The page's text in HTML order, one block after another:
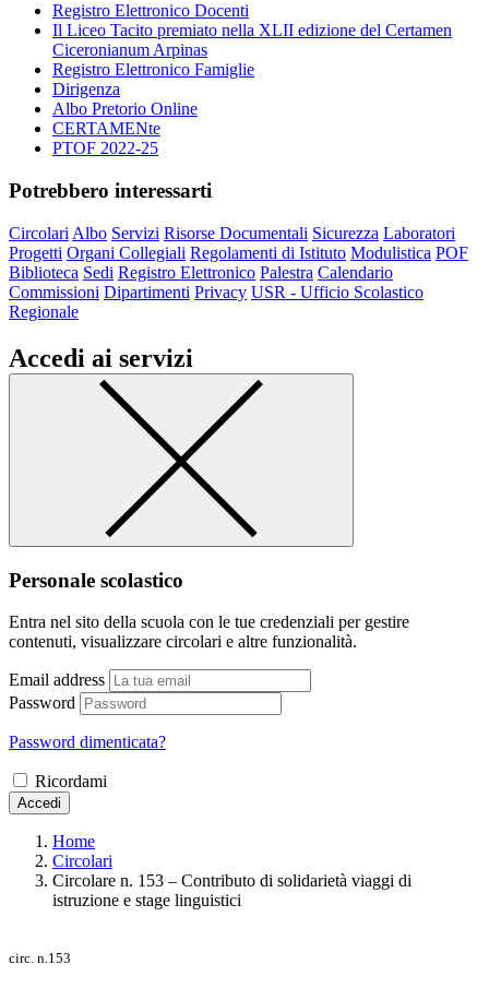
Registro Elettronico Docenti
Il Liceo Tacito premiato nella XLII edizione del Certamen
Ciceronianum Arpinas
Registro Elettronico Famiglie
Dirigenza
Albo Pretorio Online
CERTAMENte
PTOF 2022-25
Potrebbero interessarti
Circolari Albo Servizi Risorse Documentali Sicurezza Laboratori
Progetti Organi Collegiali Regolamenti di Istituto Modulistica POF
Biblioteca Sedi Registro Elettronico Palestra Calendario
Commissioni Dipartimenti Privacy USR - Ufficio Scolastico
Regionale
Accedi ai servizi
Personale scolastico
Entra nel sito della scuola con le tue credenziali per gestire
contenuti, visualizzare circolari e altre funzionalità.
Email address
Password
Password dimenticata?
Ricordami
Accedi
Home
Circolari
Circolare n. 153 – Contributo di solidarietà viaggi di
istruzione e stage linguistici
circ. n.153